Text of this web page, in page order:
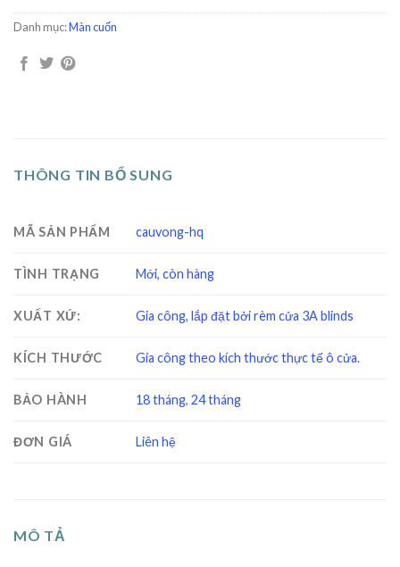
Danh mục:Màn cuốn
THÔNG TIN BỔ SUNG
MÃ SẢN PHẨM cauvong-hq
TÌNH TRẠNG Mới, còn hàng
XUẤT XỨ: Gia công, lắp đặt bởi rèm cửa 3A blinds
KÍCH THƯỚC Gia công theo kích thước thực tế ô cửa.
BẢO HÀNH 18 tháng,24 tháng
ĐƠN GIÁ Liên hệ
MÔ TẢ